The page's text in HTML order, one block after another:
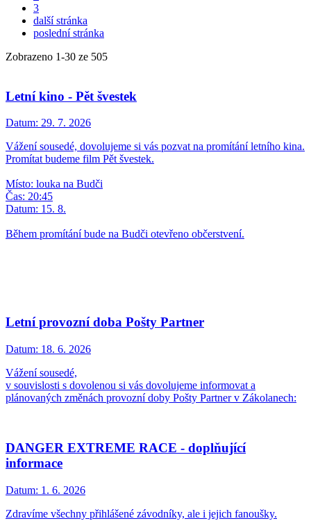
3
další stránka
poslední stránka
Zobrazeno 1-30 ze 505
Letní kino - Pět švestek
Datum: 29. 7. 2026
Vážení sousedé, dovolujeme si vás pozvat na promítání letního kina.
Promítat budeme film Pět švestek.
Místo: louka na Budči
Čas: 20:45
Datum: 15. 8.
Během promítání bude na Budči otevřeno občerstvení.
Letní provozní doba Pošty Partner
Datum: 18. 6. 2026
Vážení sousedé,
v souvislosti s dovolenou si vás dovolujeme informovat a
plánovaných změnách provozní doby Pošty Partner v Zákolanech:
DANGER EXTREME RACE - doplňující
informace
Datum: 1. 6. 2026
Zdravíme všechny přihlášené závodníky, ale i jejich fanoušky.